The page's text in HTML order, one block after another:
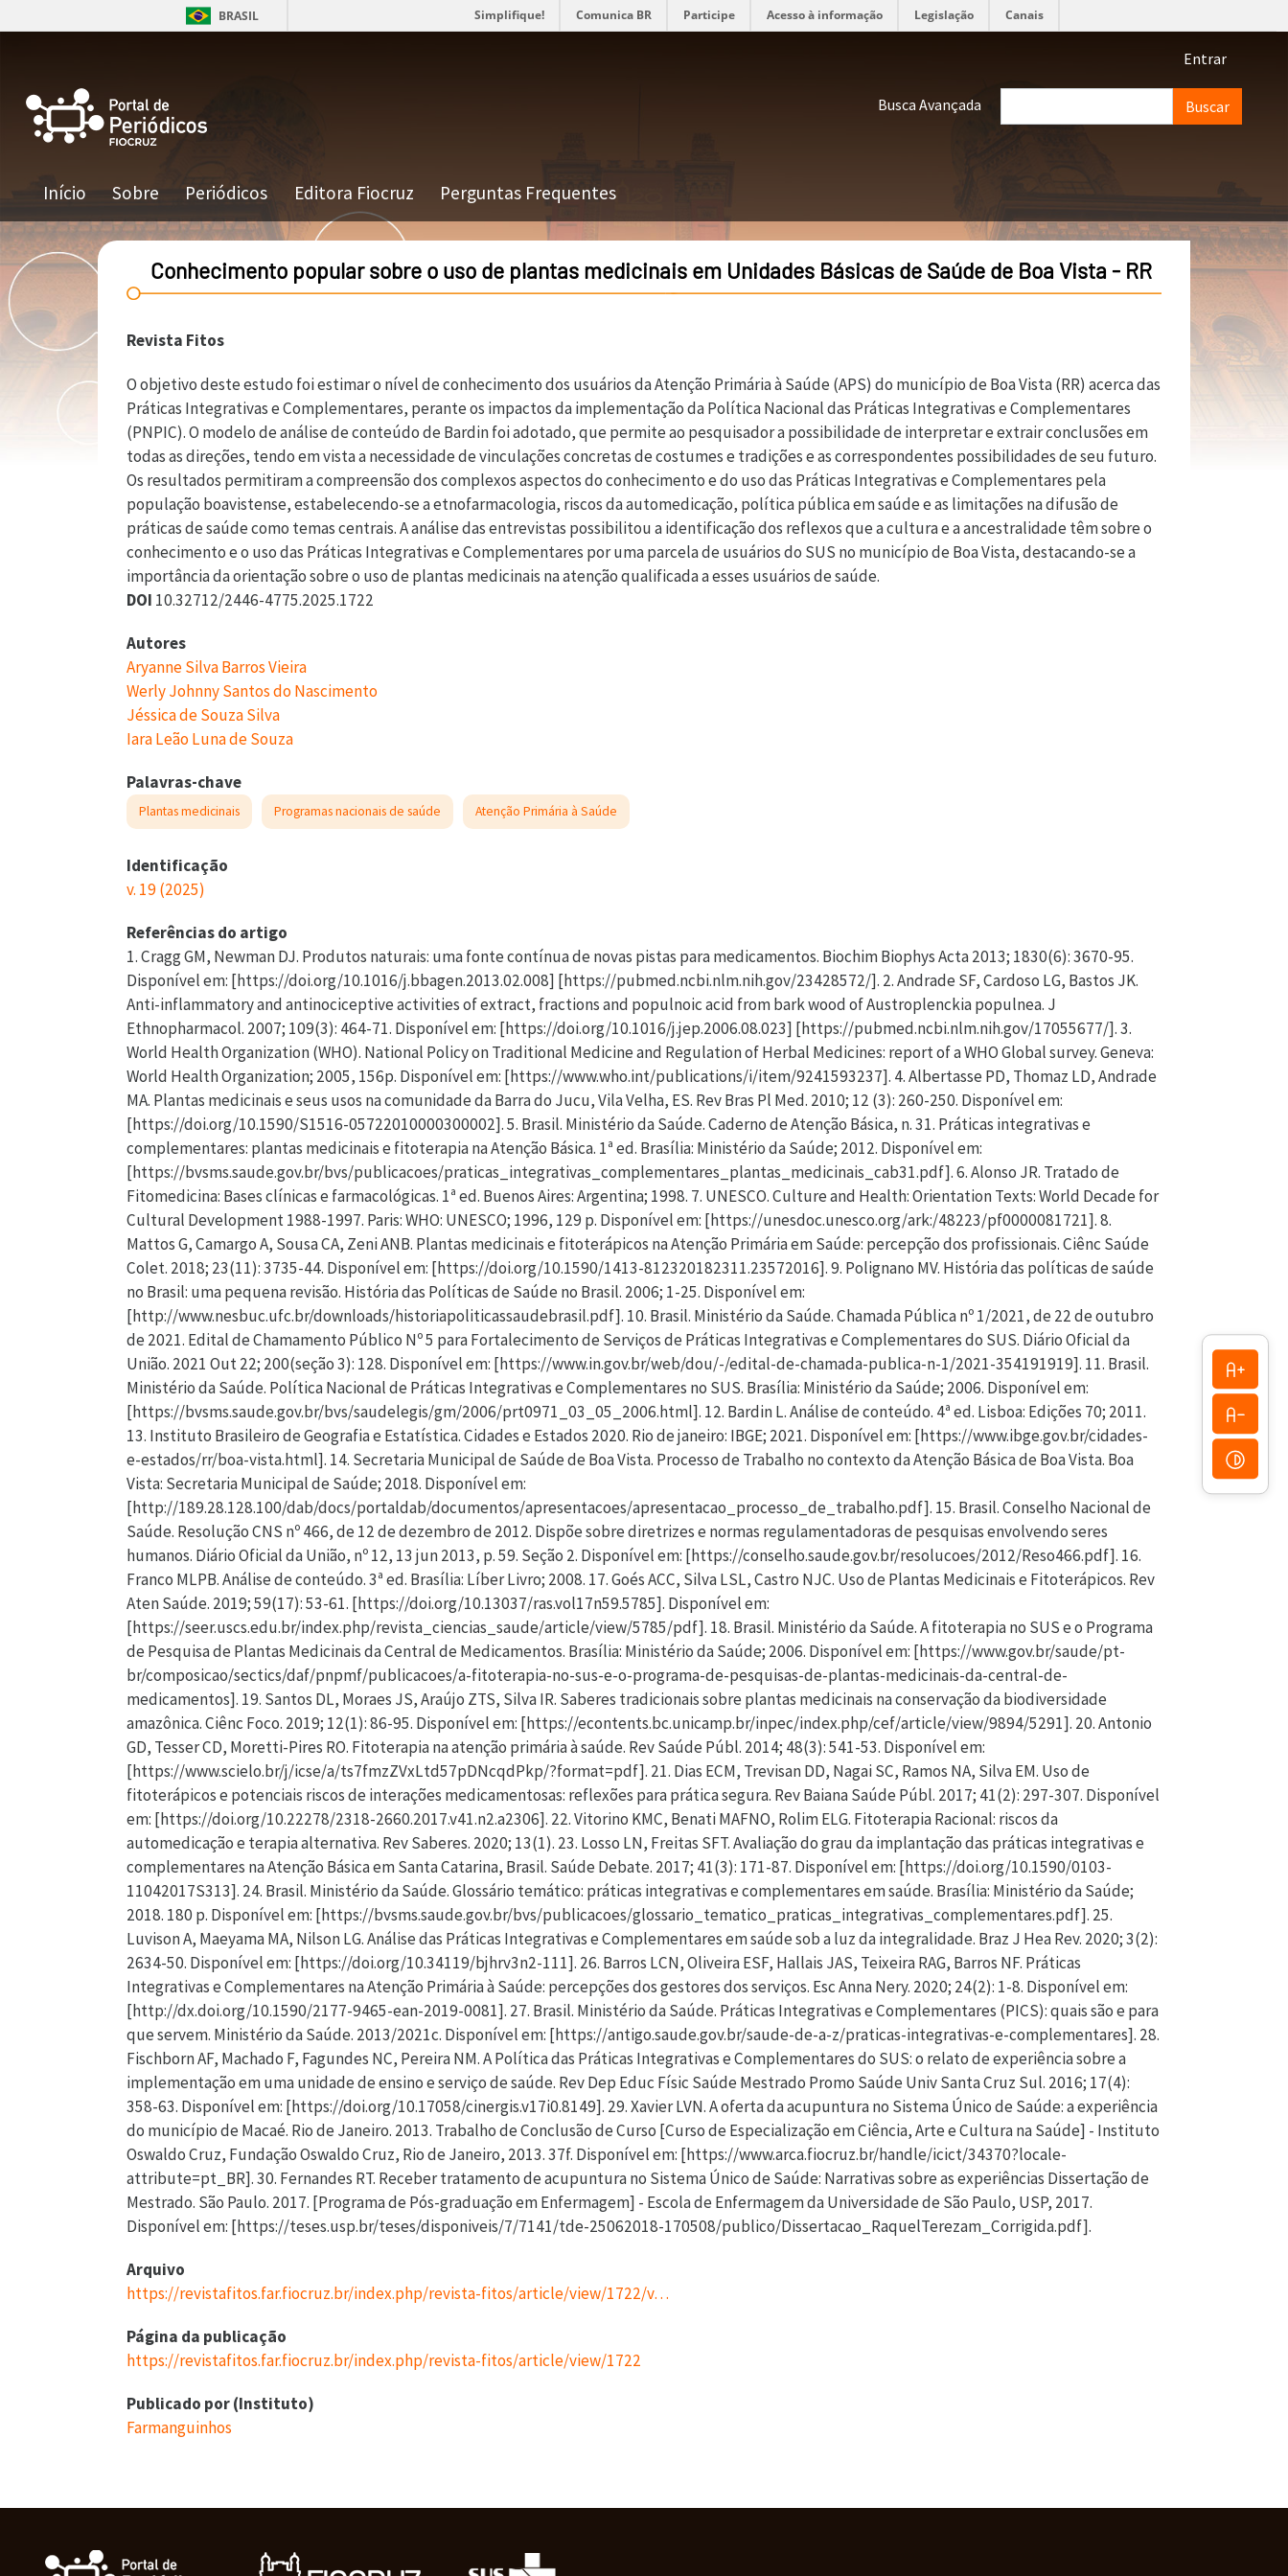
Pular para o conteúdo principal BRASIL Simplifique! Comunica BR Participe Acesso à informação Legislação Canais
Menu
Entrar
Busca Avançada
Navegação principal
Início Sobre Periódicos Editora Fiocruz Perguntas Frequentes
Conhecimento popular sobre o uso de plantas medicinais em Unidades Básicas de Saúde de Boa Vista - RR
Revista Fitos
O objetivo deste estudo foi estimar o nível de conhecimento dos usuários da Atenção Primária à Saúde (APS) do município de Boa Vista (RR) acerca das
Práticas Integrativas e Complementares, perante os impactos da implementação da Política Nacional das Práticas Integrativas e Complementares
(PNPIC). O modelo de análise de conteúdo de Bardin foi adotado, que permite ao pesquisador a possibilidade de interpretar e extrair conclusões em
todas as direções, tendo em vista a necessidade de vinculações concretas de costumes e tradições e as correspondentes possibilidades de seu futuro.
Os resultados permitiram a compreensão dos complexos aspectos do conhecimento e do uso das Práticas Integrativas e Complementares pela
população boavistense, estabelecendo-se a etnofarmacologia, riscos da automedicação, política pública em saúde e as limitações na difusão de
práticas de saúde como temas centrais. A análise das entrevistas possibilitou a identificação dos reflexos que a cultura e a ancestralidade têm sobre o
conhecimento e o uso das Práticas Integrativas e Complementares por uma parcela de usuários do SUS no município de Boa Vista, destacando-se a
importância da orientação sobre o uso de plantas medicinais na atenção qualificada a esses usuários de saúde.
DOI 10.32712/2446-4775.2025.1722
Autores
Aryanne Silva Barros Vieira
Werly Johnny Santos do Nascimento
Jéssica de Souza Silva
Iara Leão Luna de Souza
Palavras-chave
Plantas medicinais Programas nacionais de saúde Atenção Primária à Saúde
Identificação
v. 19 (2025)
Referências do artigo
1. Cragg GM, Newman DJ. Produtos naturais: uma fonte contínua de novas pistas para medicamentos. Biochim Biophys Acta 2013; 1830(6): 3670-95.
Disponível em: [https://doi.org/10.1016/j.bbagen.2013.02.008] [https://pubmed.ncbi.nlm.nih.gov/23428572/]. 2. Andrade SF, Cardoso LG, Bastos JK.
Anti-inflammatory and antinociceptive activities of extract, fractions and populnoic acid from bark wood of Austroplenckia populnea. J
Ethnopharmacol. 2007; 109(3): 464-71. Disponível em: [https://doi.org/10.1016/j.jep.2006.08.023] [https://pubmed.ncbi.nlm.nih.gov/17055677/]. 3.
World Health Organization (WHO). National Policy on Traditional Medicine and Regulation of Herbal Medicines: report of a WHO Global survey. Geneva:
World Health Organization; 2005, 156p. Disponível em: [https://www.who.int/publications/i/item/9241593237]. 4. Albertasse PD, Thomaz LD, Andrade
MA. Plantas medicinais e seus usos na comunidade da Barra do Jucu, Vila Velha, ES. Rev Bras Pl Med. 2010; 12 (3): 260-250. Disponível em:
[https://doi.org/10.1590/S1516-05722010000300002]. 5. Brasil. Ministério da Saúde. Caderno de Atenção Básica, n. 31. Práticas integrativas e
complementares: plantas medicinais e fitoterapia na Atenção Básica. 1ª ed. Brasília: Ministério da Saúde; 2012. Disponível em:
[https://bvsms.saude.gov.br/bvs/publicacoes/praticas_integrativas_complementares_plantas_medicinais_cab31.pdf]. 6. Alonso JR. Tratado de
Fitomedicina: Bases clínicas e farmacológicas. 1ª ed. Buenos Aires: Argentina; 1998. 7. UNESCO. Culture and Health: Orientation Texts: World Decade for
Cultural Development 1988-1997. Paris: WHO: UNESCO; 1996, 129 p. Disponível em: [https://unesdoc.unesco.org/ark:/48223/pf0000081721]. 8.
Mattos G, Camargo A, Sousa CA, Zeni ANB. Plantas medicinais e fitoterápicos na Atenção Primária em Saúde: percepção dos profissionais. Ciênc Saúde
Colet. 2018; 23(11): 3735-44. Disponível em: [https://doi.org/10.1590/1413-812320182311.23572016]. 9. Polignano MV. História das políticas de saúde
no Brasil: uma pequena revisão. História das Políticas de Saúde no Brasil. 2006; 1-25. Disponível em:
[http://www.nesbuc.ufc.br/downloads/historiapoliticassaudebrasil.pdf]. 10. Brasil. Ministério da Saúde. Chamada Pública nº 1/2021, de 22 de outubro
de 2021. Edital de Chamamento Público Nº 5 para Fortalecimento de Serviços de Práticas Integrativas e Complementares do SUS. Diário Oficial da
União. 2021 Out 22; 200(seção 3): 128. Disponível em: [https://www.in.gov.br/web/dou/-/edital-de-chamada-publica-n-1/2021-354191919]. 11. Brasil.
Ministério da Saúde. Política Nacional de Práticas Integrativas e Complementares no SUS. Brasília: Ministério da Saúde; 2006. Disponível em:
[https://bvsms.saude.gov.br/bvs/saudelegis/gm/2006/prt0971_03_05_2006.html]. 12. Bardin L. Análise de conteúdo. 4ª ed. Lisboa: Edições 70; 2011.
13. Instituto Brasileiro de Geografia e Estatística. Cidades e Estados 2020. Rio de janeiro: IBGE; 2021. Disponível em: [https://www.ibge.gov.br/cidades-
e-estados/rr/boa-vista.html]. 14. Secretaria Municipal de Saúde de Boa Vista. Processo de Trabalho no contexto da Atenção Básica de Boa Vista. Boa
Vista: Secretaria Municipal de Saúde; 2018. Disponível em:
[http://189.28.128.100/dab/docs/portaldab/documentos/apresentacoes/apresentacao_processo_de_trabalho.pdf]. 15. Brasil. Conselho Nacional de
Saúde. Resolução CNS nº 466, de 12 de dezembro de 2012. Dispõe sobre diretrizes e normas regulamentadoras de pesquisas envolvendo seres
humanos. Diário Oficial da União, nº 12, 13 jun 2013, p. 59. Seção 2. Disponível em: [https://conselho.saude.gov.br/resolucoes/2012/Reso466.pdf]. 16.
Franco MLPB. Análise de conteúdo. 3ª ed. Brasília: Líber Livro; 2008. 17. Goés ACC, Silva LSL, Castro NJC. Uso de Plantas Medicinais e Fitoterápicos. Rev
Aten Saúde. 2019; 59(17): 53-61. [https://doi.org/10.13037/ras.vol17n59.5785]. Disponível em:
[https://seer.uscs.edu.br/index.php/revista_ciencias_saude/article/view/5785/pdf]. 18. Brasil. Ministério da Saúde. A fitoterapia no SUS e o Programa
de Pesquisa de Plantas Medicinais da Central de Medicamentos. Brasília: Ministério da Saúde; 2006. Disponível em: [https://www.gov.br/saude/pt-
br/composicao/sectics/daf/pnpmf/publicacoes/a-fitoterapia-no-sus-e-o-programa-de-pesquisas-de-plantas-medicinais-da-central-de-
medicamentos]. 19. Santos DL, Moraes JS, Araújo ZTS, Silva IR. Saberes tradicionais sobre plantas medicinais na conservação da biodiversidade
amazônica. Ciênc Foco. 2019; 12(1): 86-95. Disponível em: [https://econtents.bc.unicamp.br/inpec/index.php/cef/article/view/9894/5291]. 20. Antonio
GD, Tesser CD, Moretti-Pires RO. Fitoterapia na atenção primária à saúde. Rev Saúde Públ. 2014; 48(3): 541-53. Disponível em:
[https://www.scielo.br/j/icse/a/ts7fmzZVxLtd57pDNcqdPkp/?format=pdf]. 21. Dias ECM, Trevisan DD, Nagai SC, Ramos NA, Silva EM. Uso de
fitoterápicos e potenciais riscos de interações medicamentosas: reflexões para prática segura. Rev Baiana Saúde Públ. 2017; 41(2): 297-307. Disponível
em: [https://doi.org/10.22278/2318-2660.2017.v41.n2.a2306]. 22. Vitorino KMC, Benati MAFNO, Rolim ELG. Fitoterapia Racional: riscos da
automedicação e terapia alternativa. Rev Saberes. 2020; 13(1). 23. Losso LN, Freitas SFT. Avaliação do grau da implantação das práticas integrativas e
complementares na Atenção Básica em Santa Catarina, Brasil. Saúde Debate. 2017; 41(3): 171-87. Disponível em: [https://doi.org/10.1590/0103-
11042017S313]. 24. Brasil. Ministério da Saúde. Glossário temático: práticas integrativas e complementares em saúde. Brasília: Ministério da Saúde;
2018. 180 p. Disponível em: [https://bvsms.saude.gov.br/bvs/publicacoes/glossario_tematico_praticas_integrativas_complementares.pdf]. 25.
Luvison A, Maeyama MA, Nilson LG. Análise das Práticas Integrativas e Complementares em saúde sob a luz da integralidade. Braz J Hea Rev. 2020; 3(2):
2634-50. Disponível em: [https://doi.org/10.34119/bjhrv3n2-111]. 26. Barros LCN, Oliveira ESF, Hallais JAS, Teixeira RAG, Barros NF. Práticas
Integrativas e Complementares na Atenção Primária à Saúde: percepções dos gestores dos serviços. Esc Anna Nery. 2020; 24(2): 1-8. Disponível em:
[http://dx.doi.org/10.1590/2177-9465-ean-2019-0081]. 27. Brasil. Ministério da Saúde. Práticas Integrativas e Complementares (PICS): quais são e para
que servem. Ministério da Saúde. 2013/2021c. Disponível em: [https://antigo.saude.gov.br/saude-de-a-z/praticas-integrativas-e-complementares]. 28.
Fischborn AF, Machado F, Fagundes NC, Pereira NM. A Política das Práticas Integrativas e Complementares do SUS: o relato de experiência sobre a
implementação em uma unidade de ensino e serviço de saúde. Rev Dep Educ Físic Saúde Mestrado Promo Saúde Univ Santa Cruz Sul. 2016; 17(4):
358-63. Disponível em: [https://doi.org/10.17058/cinergis.v17i0.8149]. 29. Xavier LVN. A oferta da acupuntura no Sistema Único de Saúde: a experiência
do município de Macaé. Rio de Janeiro. 2013. Trabalho de Conclusão de Curso [Curso de Especialização em Ciência, Arte e Cultura na Saúde] - Instituto
Oswaldo Cruz, Fundação Oswaldo Cruz, Rio de Janeiro, 2013. 37f. Disponível em: [https://www.arca.fiocruz.br/handle/icict/34370?locale-
attribute=pt_BR]. 30. Fernandes RT. Receber tratamento de acupuntura no Sistema Único de Saúde: Narrativas sobre as experiências Dissertação de
Mestrado. São Paulo. 2017. [Programa de Pós-graduação em Enfermagem] - Escola de Enfermagem da Universidade de São Paulo, USP, 2017.
Disponível em: [https://teses.usp.br/teses/disponiveis/7/7141/tde-25062018-170508/publico/Dissertacao_RaquelTerezam_Corrigida.pdf].
Arquivo
https://revistafitos.far.fiocruz.br/index.php/revista-fitos/article/view/1722/v…
Página da publicação
https://revistafitos.far.fiocruz.br/index.php/revista-fitos/article/view/1722
Publicado por (Instituto)
Farmanguinhos